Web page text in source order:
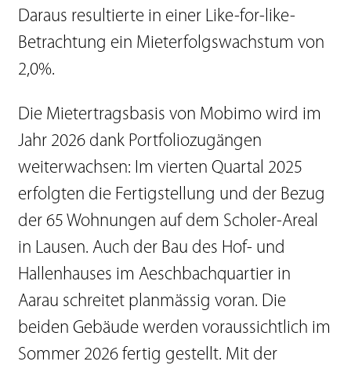
Daraus resultierte in einer Like-for-like-
Betrachtung ein Mieterfolgswachstum von
2,0%.
Die Mietertragsbasis von Mobimo wird im
Jahr 2026 dank Portfoliozugängen
weiterwachsen: Im vierten Quartal 2025
erfolgten die Fertigstellung und der Bezug
der 65 Wohnungen auf dem Scholer-Areal
in Lausen. Auch der Bau des Hof- und
Hallenhauses im Aeschbachquartier in
Aarau schreitet planmässig voran. Die
beiden Gebäude werden voraussichtlich im
Sommer 2026 fertig gestellt. Mit der